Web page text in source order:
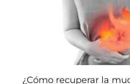
¿Cómo recuperar la